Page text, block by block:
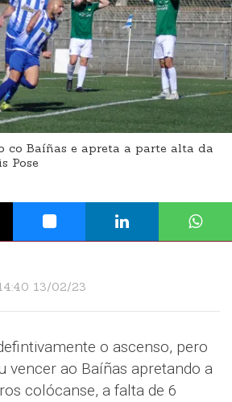
co Baíñas e apreta a parte alta da
Pose
13/02/23
o ascenso, pero
vencer ao Baíñas apretando a
colócanse, a falta de 6